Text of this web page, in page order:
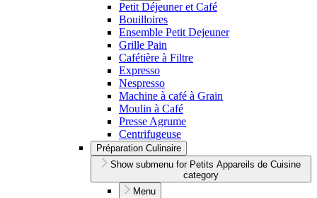
Petit Déjeuner et Café
Bouilloires
Ensemble Petit Dejeuner
Grille Pain
Cafétière à Filtre
Expresso
Nespresso
Machine à café à Grain
Moulin à Café
Presse Agrume
Centrifugeuse
Préparation Culinaire
Show submenu for Petits Appareils de Cuisine
category
Menu